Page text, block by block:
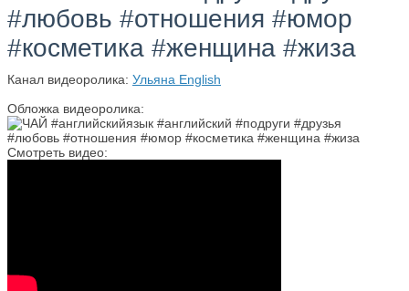
#любовь #отношения #юмор
#косметика #женщина #жиза
Канал видеоролика: Ульяна English
Обложка видеоролика:
Смотреть видео: